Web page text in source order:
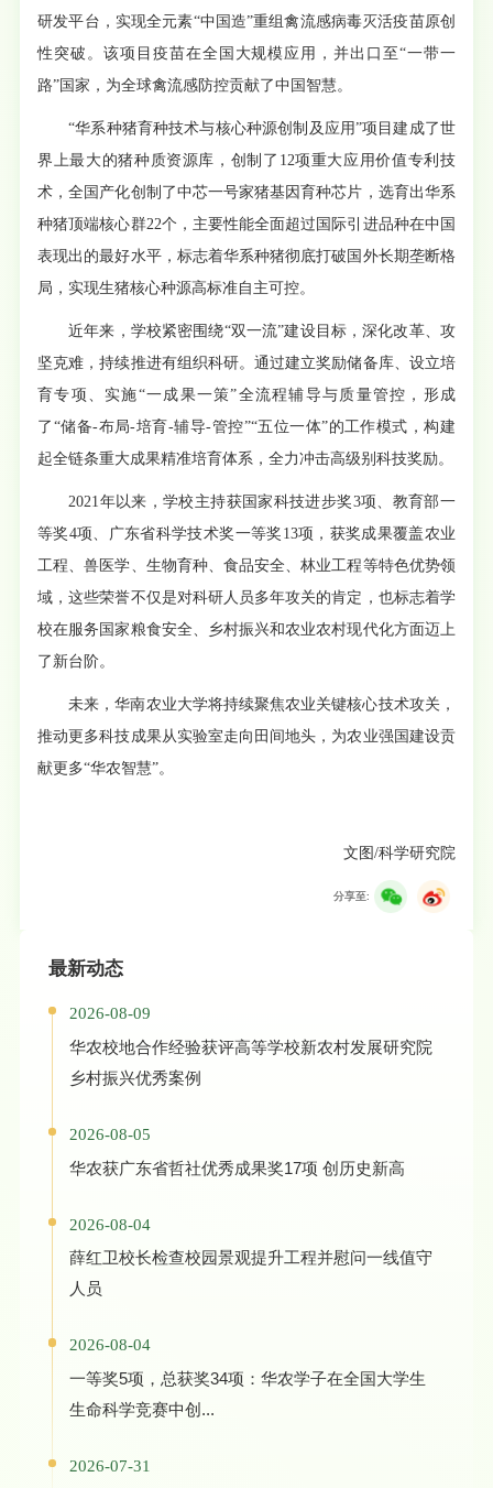
研发平台，实现全元素“中国造”重组禽流感病毒灭活疫苗原创
性突破。该项目疫苗在全国大规模应用，并出口至“一带一
路”国家，为全球禽流感防控贡献了中国智慧。
“华系种猪育种技术与核心种源创制及应用”项目建成了世
界上最大的猪种质资源库，创制了12项重大应用价值专利技
术，全国产化创制了中芯一号家猪基因育种芯片，选育出华系
种猪顶端核心群22个，主要性能全面超过国际引进品种在中国
表现出的最好水平，标志着华系种猪彻底打破国外长期垄断格
局，实现生猪核心种源高标准自主可控。
近年来，学校紧密围绕“双一流”建设目标，深化改革、攻
坚克难，持续推进有组织科研。通过建立奖励储备库、设立培
育专项、实施“一成果一策”全流程辅导与质量管控，形成
了“储备-布局-培育-辅导-管控”“五位一体”的工作模式，构建
起全链条重大成果精准培育体系，全力冲击高级别科技奖励。
2021年以来，学校主持获国家科技进步奖3项、教育部一
等奖4项、广东省科学技术奖一等奖13项，获奖成果覆盖农业
工程、兽医学、生物育种、食品安全、林业工程等特色优势领
域，这些荣誉不仅是对科研人员多年攻关的肯定，也标志着学
校在服务国家粮食安全、乡村振兴和农业农村现代化方面迈上
了新台阶。
未来，华南农业大学将持续聚焦农业关键核心技术攻关，
推动更多科技成果从实验室走向田间地头，为农业强国建设贡
献更多“华农智慧”。
文图/科学研究院
分享至:
最新动态
2026-08-09
华农校地合作经验获评高等学校新农村发展研究院
乡村振兴优秀案例
2026-08-05
华农获广东省哲社优秀成果奖17项 创历史新高
2026-08-04
薛红卫校长检查校园景观提升工程并慰问一线值守
人员
2026-08-04
一等奖5项，总获奖34项：华农学子在全国大学生
生命科学竞赛中创...
2026-07-31